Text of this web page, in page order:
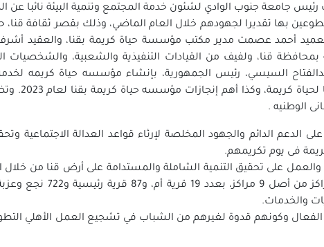
جامعة جنوب الوادي لشئون خدمة المجتمع وتنمية البيئة نائبا عن
بها تقديرا لجهودهم خلال العام الماضي، وذلك بقصر ثقافة قنا،
أحمد عصمت مدير مكتب مؤسسة حياة كريمة بقنا، والعقيد
قنا، ولفيف من القيادات التنفيذية والشعبية، والشخصيات
السيسي، رئيس الجمهورية، بإنشاء مؤسسه حياة كريمه
المعيشي
الوطنيه .
الدعم الدائم والجهود المخلصة لإرثاء قواعد العدالة الاجتماعية
فى يوم تكريمهم.
على تحقيق التنمية الشاملة والمستدامة على أرض قنا من خلال
مبادرة تطوير الريف المصرى “حياة
والخدمات.
وكونهم قدوة لغيرهم من الشباب في تشجيع العمل الأهلي